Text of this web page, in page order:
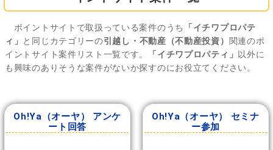
ポイントサイトで取扱っている案件のうち
「イチワプロパテ
ィ」 と同じカテゴリーの引越し・不動産（不動産投資） 関連のポ
イントサイト案件リスト一覧です。
「イチワプロパティ」 以外に
も興味のありそうな案件がないか探すのにお役立てください。
Oh!Ya（オーヤ） アンケ
ート回答
Oh!Ya（オーヤ） セミナ
ー参加